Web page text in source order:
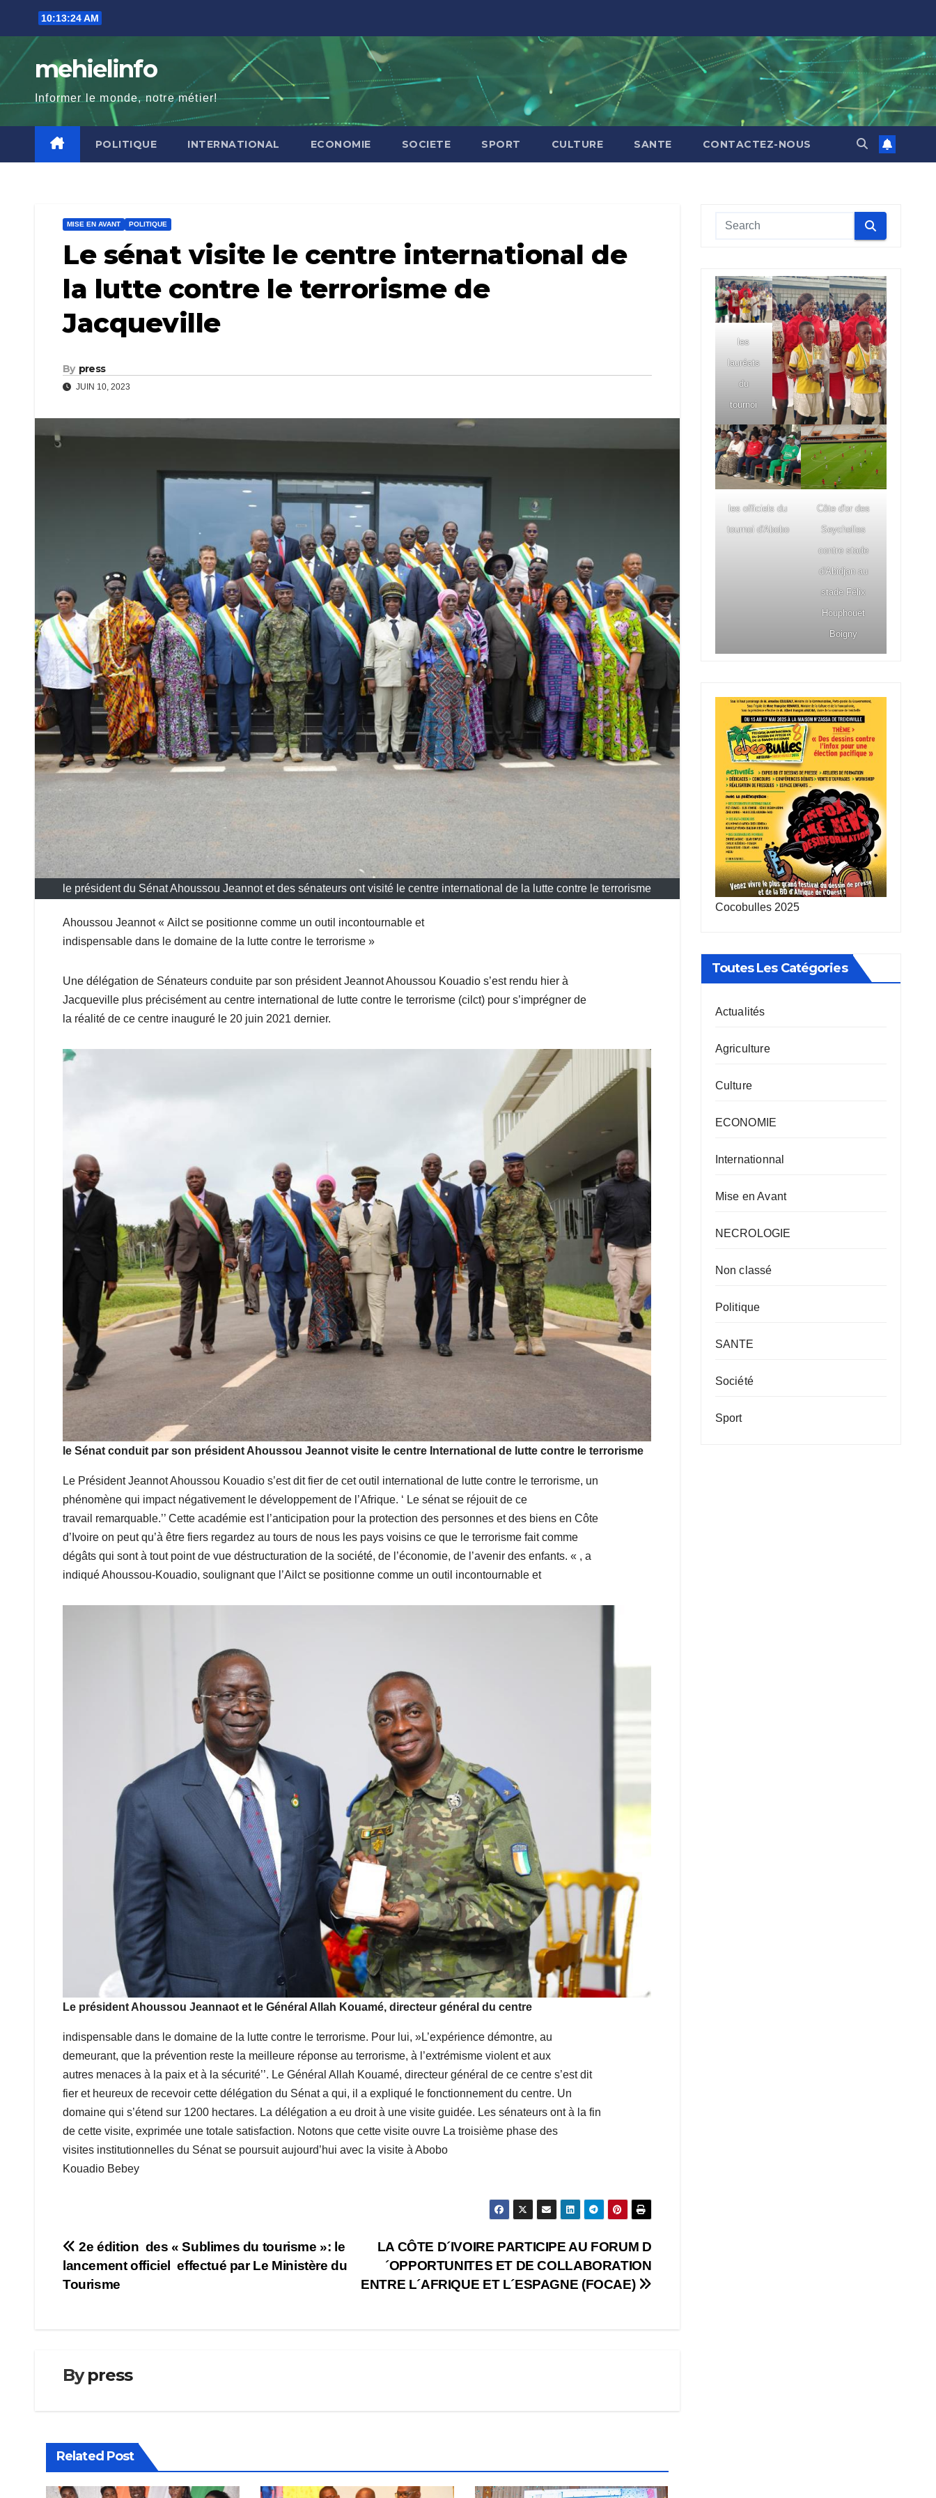
content
10:13:25 AM
mehielinfo
Informer le monde, notre métier!
POLITIQUE INTERNATIONAL ECONOMIE SOCIETE SPORT CULTURE SANTE CONTACTEZ-NOUS
MISE EN AVANT POLITIQUE
Le sénat visite le centre international de
la lutte contre le terrorisme de
Jacqueville
By press
JUIN 10, 2023
le président du Sénat Ahoussou Jeannot et des sénateurs ont visité le centre international de la lutte contre le terrorisme
Ahoussou Jeannot « Ailct se positionne comme un outil incontournable et
indispensable dans le domaine de la lutte contre le terrorisme »
Une délégation de Sénateurs conduite par son président Jeannot Ahoussou Kouadio s’est rendu hier à
Jacqueville plus précisément au centre international de lutte contre le terrorisme (cilct) pour s’imprégner de
la réalité de ce centre inauguré le 20 juin 2021 dernier.
le Sénat conduit par son président Ahoussou Jeannot visite le centre International de lutte contre le terrorisme
Le Président Jeannot Ahoussou Kouadio s’est dit fier de cet outil international de lutte contre le terrorisme, un
phénomène qui impact négativement le développement de l’Afrique. ‘ Le sénat se réjouit de ce
travail remarquable.’’ Cette académie est l’anticipation pour la protection des personnes et des biens en Côte
d’Ivoire on peut qu’à être fiers regardez au tours de nous les pays voisins ce que le terrorisme fait comme
dégâts qui sont à tout point de vue déstructuration de la société, de l’économie, de l’avenir des enfants. « , a
indiqué Ahoussou-Kouadio, soulignant que l’Ailct se positionne comme un outil incontournable et
Le président Ahoussou Jeannaot et le Général Allah Kouamé, directeur général du centre
indispensable dans le domaine de la lutte contre le terrorisme. Pour lui, »L’expérience démontre, au
demeurant, que la prévention reste la meilleure réponse au terrorisme, à l’extrémisme violent et aux
autres menaces à la paix et à la sécurité’’. Le Général Allah Kouamé, directeur général de ce centre s’est dit
fier et heureux de recevoir cette délégation du Sénat a qui, il a expliqué le fonctionnement du centre. Un
domaine qui s’étend sur 1200 hectares. La délégation a eu droit à une visite guidée. Les sénateurs ont à la fin
de cette visite, exprimée une totale satisfaction. Notons que cette visite ouvre La troisième phase des
visites institutionnelles du Sénat se poursuit aujourd’hui avec la visite à Abobo
Kouadio Bebey
Navigation
de
LA CÔTE D´IVOIRE PARTICIPE AU FORUM D
´OPPORTUNITES ET DE COLLABORATION
ENTRE L´AFRIQUE ET L´ESPAGNE (FOCAE)
2e édition des « Sublimes du tourisme »: le
lancement officiel effectué par Le Ministère du
Tourisme
Bypress
Related Post
les
lauréats
du
tournoi
les officiels du
tournoi d'Abobo
Côte d'or des
Seychelles
contre stade
d'Abidjan au
stade Félix
Houphouët
Boigny
Cocobulles 2025
Toutes Les Catégories
Actualités
Agriculture
Culture
ECONOMIE
Internationnal
Mise en Avant
NECROLOGIE
Non classé
Politique
SANTE
Société
Sport